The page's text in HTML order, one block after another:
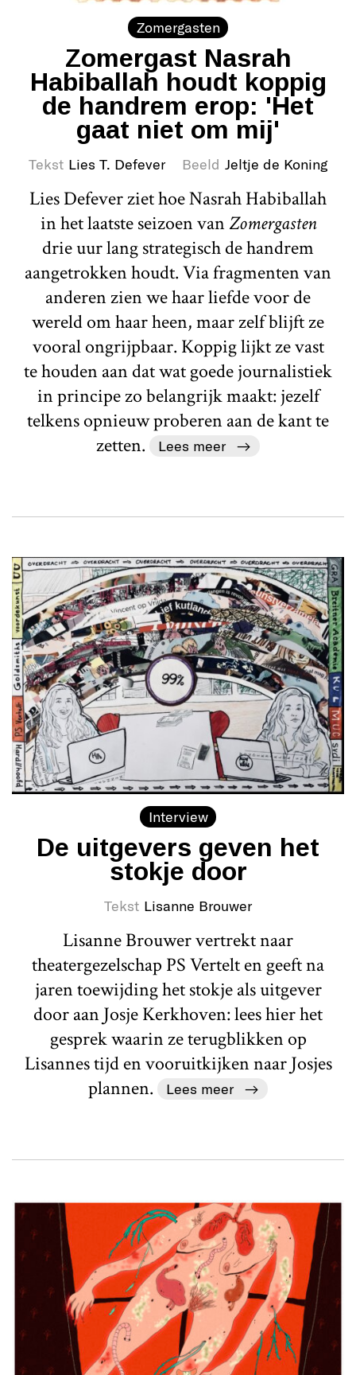
Zomergasten
Zomergast Nasrah
Habiballah houdt koppig
de handrem erop: 'Het
gaat niet om mij'
Tekst Lies T. Defever Beeld Jeltje de Koning
Lies Defever ziet hoe Nasrah Habiballah
in het laatste seizoen vanZomergasten
drie uur lang strategisch de handrem
aangetrokken houdt. Via fragmenten van
anderen zien we haar liefde voor de
wereld om haar heen, maar zelf blijft ze
vooral ongrijpbaar. Koppig lijkt ze vast
te houden aan dat wat goede journalistiek
in principe zo belangrijk maakt: jezelf
telkens opnieuw proberen aan de kant te
zetten.
Lees meer
Interview
De uitgevers geven het
stokje door
Tekst Lisanne Brouwer
Lisanne Brouwer vertrekt naar
theatergezelschap PS Vertelt en geeft na
jaren toewijding het stokje als uitgever
door aan Josje Kerkhoven: lees hier het
gesprek waarin ze terugblikken op
Lisannes tijd en vooruitkijken naar Josjes
plannen.
Lees meer